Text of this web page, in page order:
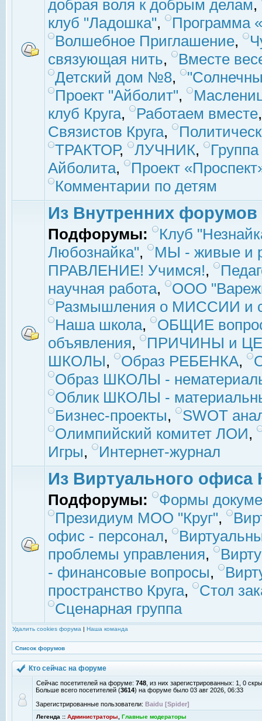
добрая воля к добрым делам,
клуб "Ладошка",
Программа
Волшебное Приглашение,
связующая нить,
Вместе
Детский дом №8,
Проект "Айболит",
клуб Круга, Работаем вместе
Связистов Круга,
ТРАКТОР, ЛУЧНИК,
Айболита,
Проект
Комментарии по детям
Из Внутренних форумов
Подфорумы:
Клуб
Любознайка",
МЫ - живые и
ПРАВЛЕНИЕ! Учимся!,
научная работа,
ООО
Размышления о МИССИИ и
Наша школа,
ОБЩИЕ
объявления,
ПРИЧИНЫ и
ШКОЛЫ, Образ РЕБЕНКА,
Образ ШКОЛЫ -
Облик ШКОЛЫ -
Бизнес-проекты,
SWOT
Олимпийский комитет ЛОИ,
Игры, Интернет-журнал
Из Виртуального офиса
Подфорумы:
Формы
Президиум МОО "Круг",
офис - персонал,
проблемы управления,
- финансовые вопросы,
пространство Круга,
Стол
Сценарная группа
Удалить cookies форума | Наша команда
Список форумов
Кто сейчас на форуме
Сейчас посетителей на форуме: 748 , из них зарегистрированных: 1, 0
Больше всего посетителей (3614) на форуме было 03 авг 2026, 06:33
Зарегистрированные пользователи: Baidu [Spider]
Легенда :: Администраторы Главные модераторы